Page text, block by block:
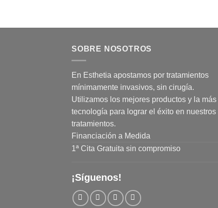
SOBRE NOSOTROS
En Esthetia apostamos por tratamientos
mínimamente invasivos, sin cirugía.
Utilizamos los mejores productos y la más
tecnología para lograr el éxito en nuestros
tratamientos.
Financiación a Medida
1ª Cita Gratuita sin compromiso
¡Síguenos!